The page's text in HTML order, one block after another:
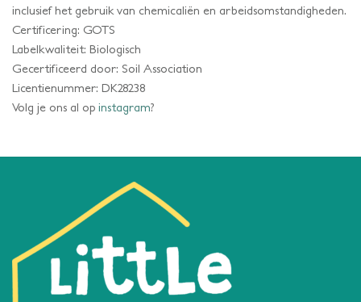
inclusief het gebruik van chemicaliën en arbeidsomstandigheden.
Certificering: GOTS
Labelkwaliteit: Biologisch
Gecertificeerd door: Soil Association
Licentienummer: DK28238
Volg je ons al op instagram?